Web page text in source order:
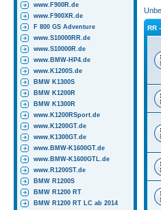
www.F900R.de
www.F900XR.de
F 800 GS Adventure
www.S10000RR.de
www.S10000R.de
www.BMW-HP4.de
www.K1200S.de
BMW K1300S
BMW K1200R
BMW K1300R
www.K1200RSport.de
www.K1200GT.de
www.K1300GT.de
www.BMW-K1600GT.de
www.BMW-K1600GTL.de
www.R1200ST.de
BMW R1200S
BMW R1200 RT
BMW R1200 RT LC ab 2014
RR